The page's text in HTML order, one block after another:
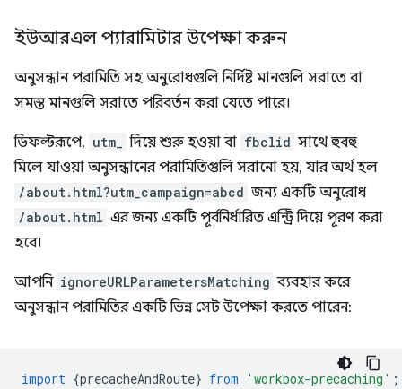
ইউআরএল প্যারামিটার উপেক্ষা করুন
অনুসন্ধান পরামিতি সহ অনুরোধগুলি নির্দিষ্ট মানগুলি সরাতে বা
সমস্ত মানগুলি সরাতে পরিবর্তন করা যেতে পারে।
ডিফল্টরূপে, utm_ দিয়ে শুরু হওয়া বা fbclid সাথে হুবহু
মিলে যাওয়া অনুসন্ধানের পরামিতিগুলি সরানো হয়, যার অর্থ হল
/about.html?utm_campaign=abcd জন্য একটি অনুরোধ
/about.html এর জন্য একটি পূর্বনির্ধারিত এন্ট্রি দিয়ে পূরণ করা
হবে।
আপনি ignoreURLParametersMatching ব্যবহার করে
অনুসন্ধান পরামিতির একটি ভিন্ন সেট উপেক্ষা করতে পারেন:
import {precacheAndRoute} from 'workbox-precaching' ;